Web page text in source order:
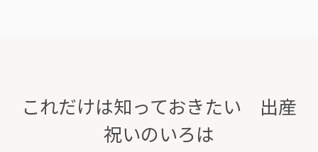
これだけは知っておきたい 出産
祝いのいろは